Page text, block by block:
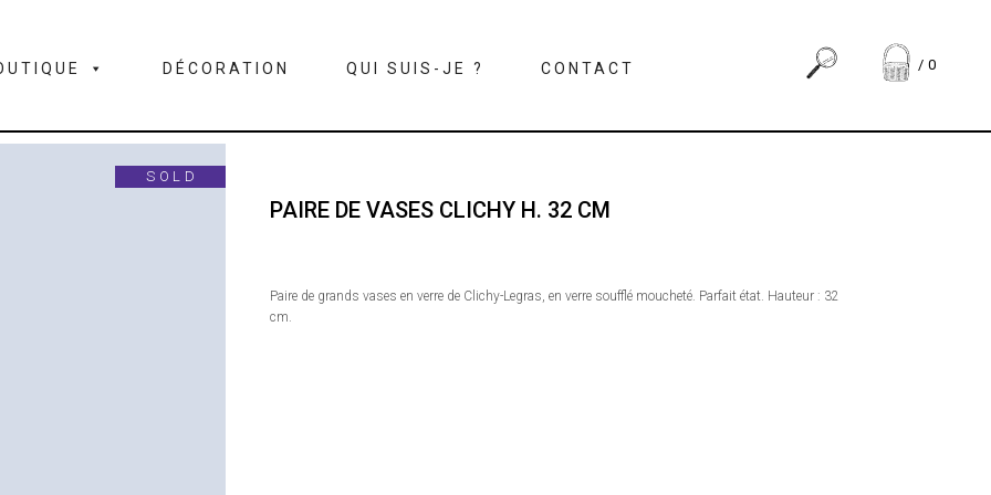
DÉCORATION QUI SUIS-JE ? CONTACT 0
SOLD
PAIRE DE VASES CLICHY H. 32 CM
Paire de grands vases en verre de Clichy-Legras, en verre soufflé moucheté. Parfait état. Hauteur : 32
cm.